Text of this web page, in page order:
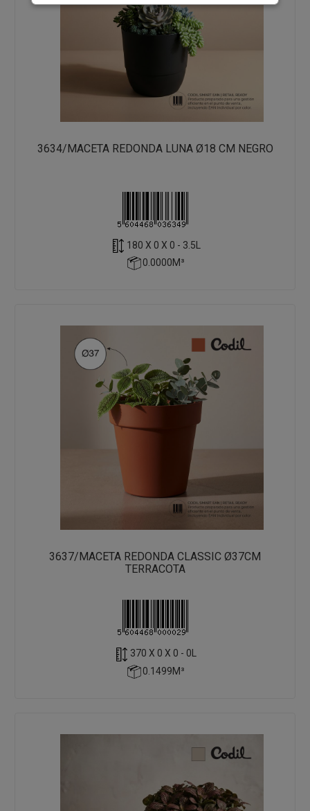
3634/MACETA REDONDA LUNA Ø18 CM NEGRO
180 X 0 X 0 - 3.5L
0.0000M³
3637/MACETA REDONDA CLASSIC Ø37CM
TERRACOTA
370 X 0 X 0 - 0L
0.1499M³